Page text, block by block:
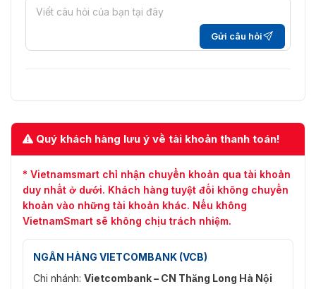
Gửi câu hỏi
Quý khách hàng lưu ý về tài khoản thanh toán!
* Vietnamsmart chỉ nhận chuyển khoản qua tài khoản
duy nhất ở dưới. Khách hàng tuyệt đối không chuyển
khoản vào những tài khoản khác. Nếu không
VietnamSmart sẽ không chịu trách nhiệm.
NGÂN HÀNG VIETCOMBANK (VCB)
Chi nhánh: Vietcombank – CN Thăng Long Hà Nội